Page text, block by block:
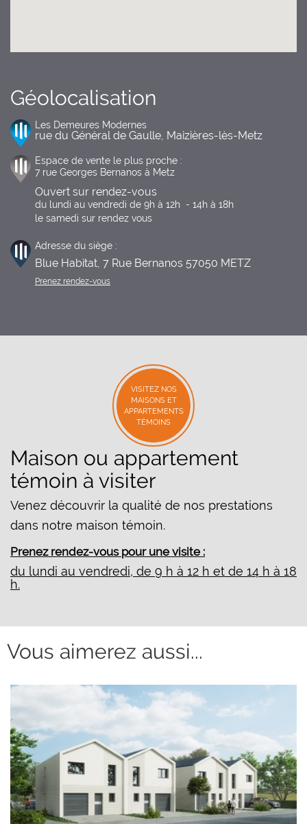
Géolocalisation
Les Demeures Modernes
rue du Général de Gaulle, Maizières-lès-Metz
Espace de vente le plus proche :
7 rue Georges Bernanos à Metz
Ouvert sur rendez-vous
du lundi au vendredi de 9h à 12h  - 14h à 18h
le samedi sur rendez vous
Adresse du siège :
Blue Habitat, 7 Rue Bernanos 57050 METZ
Prenez rendez-vous
VISITEZ NOS
MAISONS ET
APPARTEMENTS
TÉMOINS
Maison ou appartement
témoin à visiter
Venez découvrir la qualité de nos prestations
dans notre maison témoin.
Prenez rendez-vous pour une visite :
du lundi au vendredi, de 9 h à 12 h et de 14 h à 18
h.
Vous aimerez aussi...